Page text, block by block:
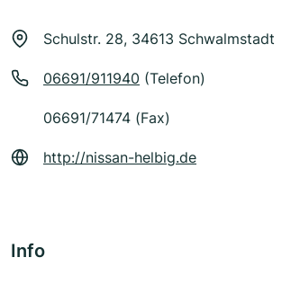
Schulstr. 28, 34613 Schwalmstadt
06691/911940 (Telefon)
06691/71474 (Fax)
http://nissan-helbig.de
Info